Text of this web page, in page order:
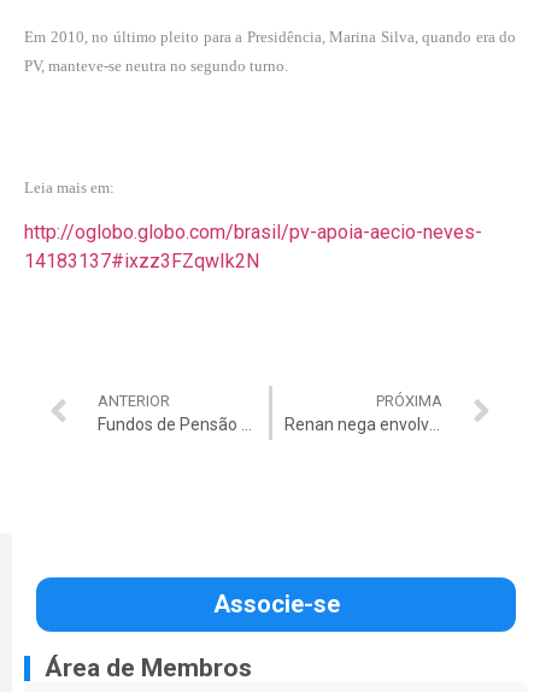
Em 2010, no último pleito para a Presidência, Marina Silva, quando era do
PV, manteve-se neutra no segundo turno.
Leia mais em:
http://oglobo.globo.com/brasil/pv-apoia-aecio-neves-
14183137#ixzz3FZqwIk2N
ANTERIOR PRÓXIMA
Renan nega envolvimento com doleiro
Associe-se
Área de Membros